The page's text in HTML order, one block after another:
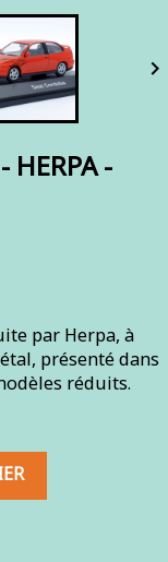

HERPA -
par Herpa, à
présenté dans
réduits.